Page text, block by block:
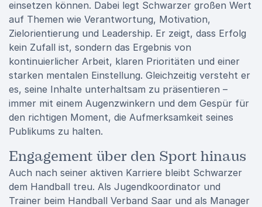
einsetzen können. Dabei legt Schwarzer großen Wert
auf Themen wie Verantwortung, Motivation,
Zielorientierung und Leadership. Er zeigt, dass Erfolg
kein Zufall ist, sondern das Ergebnis von
kontinuierlicher Arbeit, klaren Prioritäten und einer
starken mentalen Einstellung. Gleichzeitig versteht er
es, seine Inhalte unterhaltsam zu präsentieren –
immer mit einem Augenzwinkern und dem Gespür für
den richtigen Moment, die Aufmerksamkeit seines
Publikums zu halten.
Engagement über den Sport hinaus
Auch nach seiner aktiven Karriere bleibt Schwarzer
dem Handball treu. Als Jugendkoordinator und
Trainer beim Handball Verband Saar und als Manager